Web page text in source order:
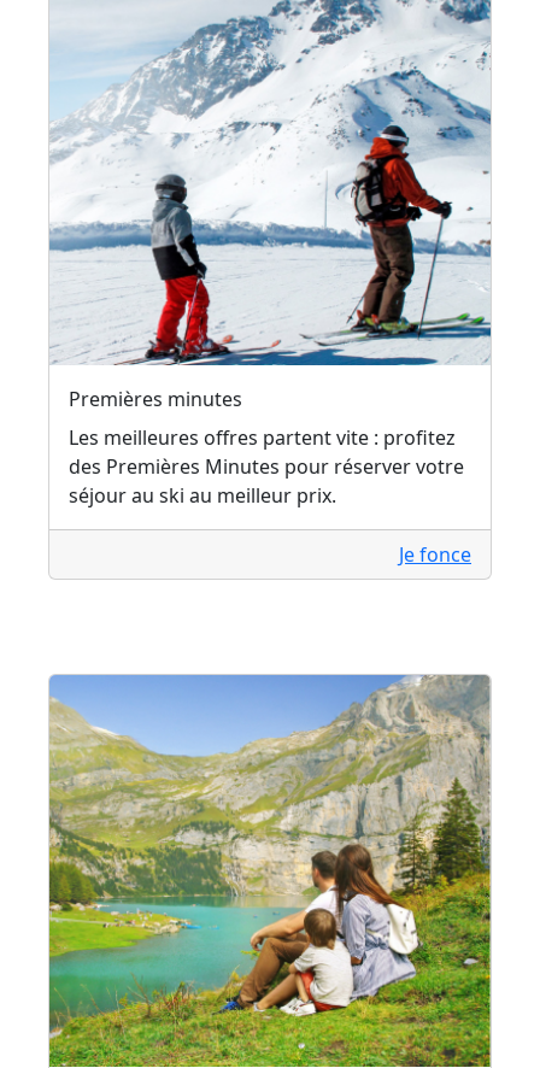
Premières minutes
Les meilleures offres partent vite : profitez
des Premières Minutes pour réserver votre
séjour au ski au meilleur prix.
Je fonce